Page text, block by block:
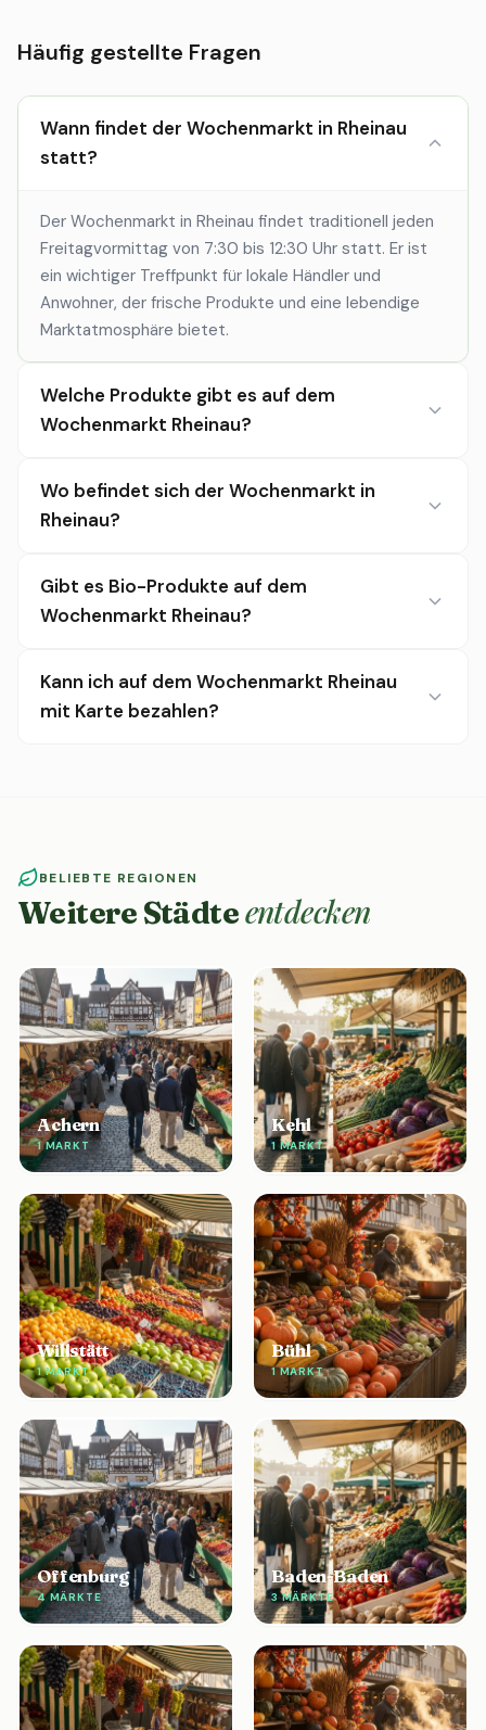
Häufig gestellte Fragen
Wann findet der Wochenmarkt in Rheinau
statt?
Der Wochenmarkt in Rheinau findet traditionell jeden
Freitagvormittag von 7:30 bis 12:30 Uhr statt. Er ist
ein wichtiger Treffpunkt für lokale Händler und
Anwohner, der frische Produkte und eine lebendige
Marktatmosphäre bietet.
Welche Produkte gibt es auf dem
Wochenmarkt Rheinau?
Wo befindet sich der Wochenmarkt in
Rheinau?
Gibt es Bio-Produkte auf dem
Wochenmarkt Rheinau?
Kann ich auf dem Wochenmarkt Rheinau
mit Karte bezahlen?
BELIEBTE REGIONEN
Weitere Städteentdecken
Achern
1 MARKT
Kehl
1 MARKT
Willstätt
1 MARKT
Bühl
1 MARKT
Offenburg
4 MÄRKTE
Baden-Baden
3 MÄRKTE